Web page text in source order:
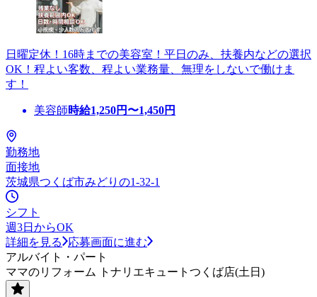
日曜定休！16時までの美容室！平日のみ、扶養内などの選択
OK！程よい客数、程よい業務量、無理をしないで働けま
す！
美容師時給1,250円〜1,450円
勤務地
面接地
茨城県つくば市みどりの1-32-1
シフト
週3日からOK
詳細を見る
応募画面に進む
アルバイト・パート
ママのリフォーム トナリエキュートつくば店(土日)